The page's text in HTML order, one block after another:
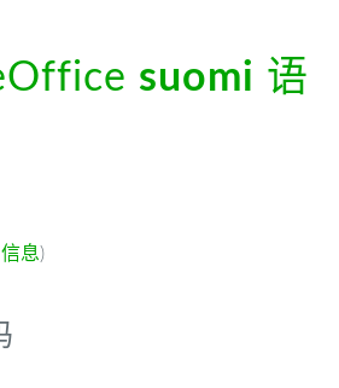
suomi 语
信息)